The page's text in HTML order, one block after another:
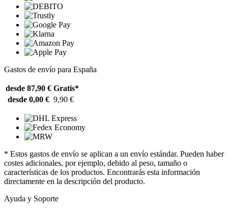
Gastos de envío para España
desde 87,90 € Gratis*
desde 0,00 € 9,90 €
* Estos gastos de envío se aplican a un envío estándar. Pueden haber
costes adicionales, por ejemplo, debido al peso, tamaño o
características de los productos. Encontrarás esta información
directamente en la descripción del producto.
Ayuda y Soporte